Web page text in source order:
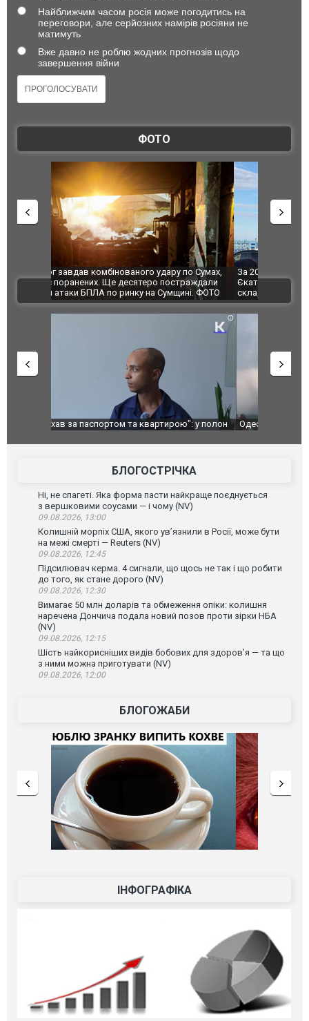
Найближчим часом росія може погодитись на
переговори, але серйозних намірів росіяни не
матимуть
Вже давно не роблю жодних прогнозів щодо
завершення війни
ФОТО
За 2000 кілометрів від кордону з Україною: в
Єкатеринбурзі після атаки дронів загорівся
склад Wildberries. ФОТО. ВІДЕО
"Мої
ВІДЕО
Одесу накрила потужна злива з градом та
Вже
БЛОГОСТРІЧКА
Ні, не спагеті. Яка форма пасти найкраще поєднується
з вершковими соусами — і чому (NV)
09.08.2026, 13:00
Колишній морпіх США, якого ув’язнили в Росії, може бути
на межі смерті — Reuters (NV)
09.08.2026, 12:45
Підсилювач керма. 4 сигнали, що щось не так і що робити
до того, як стане дорого (NV)
09.08.2026, 12:30
Вимагає 50 млн доларів та обмеження опіки: колишня
наречена Дончича подала новий позов проти зірки НБА
(NV)
09.08.2026, 12:15
Шість найкорисніших видів бобових для здоров’я — та що
з ними можна приготувати (NV)
09.08.2026, 12:00
БЛОГОЖАБИ
ІНФОГРАФІКА